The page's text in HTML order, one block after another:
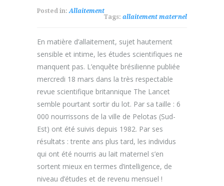
Posted in:Allaitement
Tags: allaitement maternel
En matière d’allaitement, sujet hautement
sensible et intime, les études scientifiques ne
manquent pas. L’enquête brésilienne publiée
mercredi 18 mars dans la très respectable
revue scientifique britannique The Lancet
semble pourtant sortir du lot. Par sa taille : 6
000 nourrissons de la ville de Pelotas (Sud-
Est) ont été suivis depuis 1982. Par ses
résultats : trente ans plus tard, les individus
qui ont été nourris au lait maternel s’en
sortent mieux en termes d’intelligence, de
niveau d’études et de revenu mensuel !